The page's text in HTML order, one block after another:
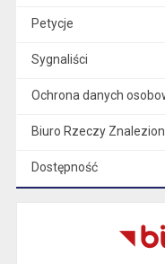
Petycje
Sygnaliści
Ochrona danych
Biuro Rzeczy
Dostępność